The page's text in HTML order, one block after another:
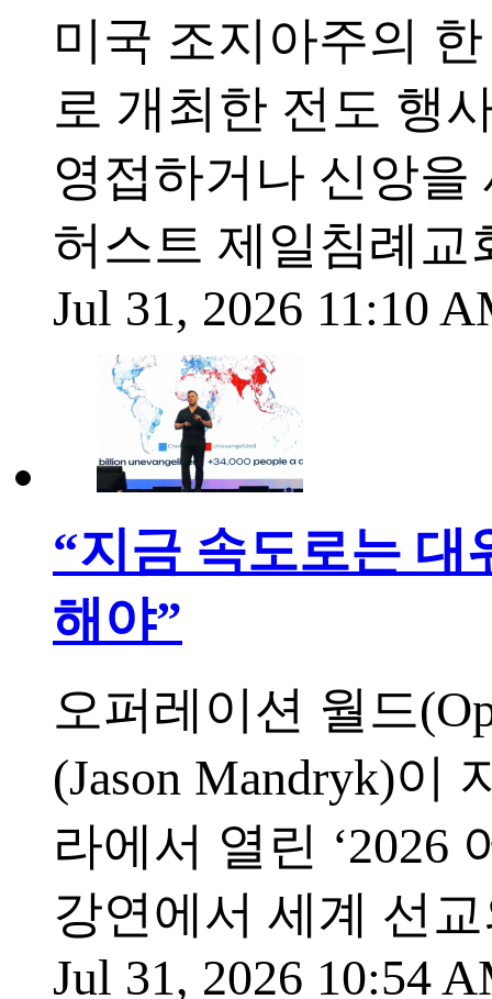
미국 조지아주의
로 개최한 전도 행
영접하거나 신앙
허스트 제일침례교
Jul 31, 2026 11:10
“지금 속도로는
해야”
오퍼레이션 월드
(Jason Mandryk)이
라에서 열린 ‘2026
강연에서 세계 선
Jul 31, 2026 10:54